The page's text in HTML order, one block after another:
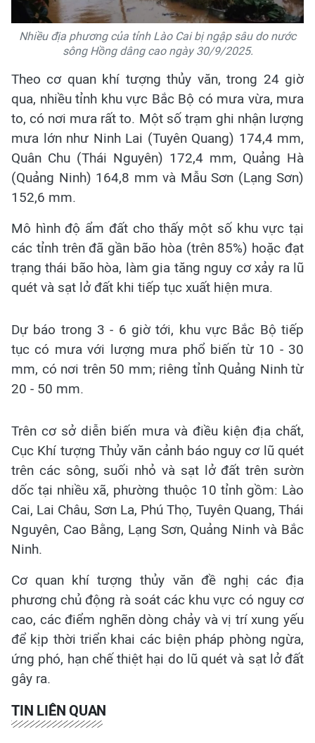
Nhiều địa phương của tỉnh Lào Cai bị ngập sâu do nước
sông Hồng dâng cao ngày 30/9/2025.
Theo cơ quan khí tượng thủy văn, trong 24 giờ
qua, nhiều tỉnh khu vực Bắc Bộ có mưa vừa, mưa
to, có nơi mưa rất to. Một số trạm ghi nhận lượng
mưa lớn như Ninh Lai (Tuyên Quang) 174,4 mm,
Quân Chu (Thái Nguyên) 172,4 mm, Quảng Hà
(Quảng Ninh) 164,8 mm và Mẫu Sơn (Lạng Sơn)
152,6 mm.
Mô hình độ ẩm đất cho thấy một số khu vực tại
các tỉnh trên đã gần bão hòa (trên 85%) hoặc đạt
trạng thái bão hòa, làm gia tăng nguy cơ xảy ra lũ
quét và sạt lở đất khi tiếp tục xuất hiện mưa.
Dự báo trong 3 - 6 giờ tới, khu vực Bắc Bộ tiếp
tục có mưa với lượng mưa phổ biến từ 10 - 30
mm, có nơi trên 50 mm; riêng tỉnh Quảng Ninh từ
20 - 50 mm.
Trên cơ sở diễn biến mưa và điều kiện địa chất,
Cục Khí tượng Thủy văn cảnh báo nguy cơ lũ quét
trên các sông, suối nhỏ và sạt lở đất trên sườn
dốc tại nhiều xã, phường thuộc 10 tỉnh gồm: Lào
Cai, Lai Châu, Sơn La, Phú Thọ, Tuyên Quang, Thái
Nguyên, Cao Bằng, Lạng Sơn, Quảng Ninh và Bắc
Ninh.
Cơ quan khí tượng thủy văn đề nghị các địa
phương chủ động rà soát các khu vực có nguy cơ
cao, các điểm nghẽn dòng chảy và vị trí xung yếu
để kịp thời triển khai các biện pháp phòng ngừa,
ứng phó, hạn chế thiệt hại do lũ quét và sạt lở đất
gây ra.
TIN LIÊN QUAN